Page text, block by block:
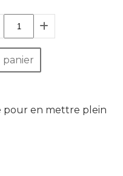
pour en mettre plein